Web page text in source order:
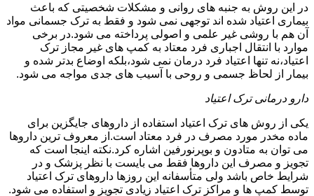
در این روش به جنبه های روانی و مشکلات شخصیتی که باعث
بیماری اعتیاد شده اند توجهی نمی شود و فقط به ترک جسمانی مواد
آن هم با روشی غیر علمی و اصولی پرداخته می شود.در برخی
موارد با انتقال اجباری فرد معتاد به کمپ های غیر مجاز ترک
اعتیاد،نه تنها اعتیاد فرد درمان نمی شود،بلکه اوضاع بدتر شده و
بیمار از لحاظ جسمی و روحی با آسیب های جدی مواجه می شود.
دارو درمانی ترک اعتیاد
یکی از روش های ترک اعتیاد استفاده از داروهای جایگزین برای
ماده مخدر مورد مصرف در فرد معتاد است.از معروف ترین داروها
می توان به متادون و بوپرنورفین اشاره کرد.نکته اینجا است که
تجویز و مصرف این داروها فقط می بایست با نظر پزشک و در
شرایط خاص باشد ولی متأسفانه این روزها داروهای ترک اعتیاد
توسط کمپ ها و مراکز ترک اعتیاد زیادی تجویز و استفاده می شود.